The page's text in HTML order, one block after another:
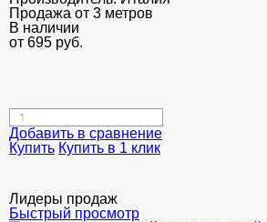
Продажа от 3 метров
В наличии
от 695 руб.
Добавить в сравнение
Купить Купить в 1 клик
Лидеры продаж
Быстрый просмотр